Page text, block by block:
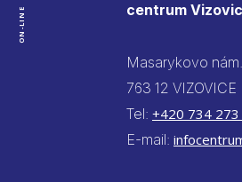
ON-LINE
centrum
Masarykovo
763 12 VIZOVICE
Tel: +420 734
E-mail: